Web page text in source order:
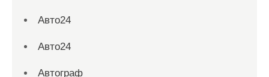
Авто24
Авто24
Автограф